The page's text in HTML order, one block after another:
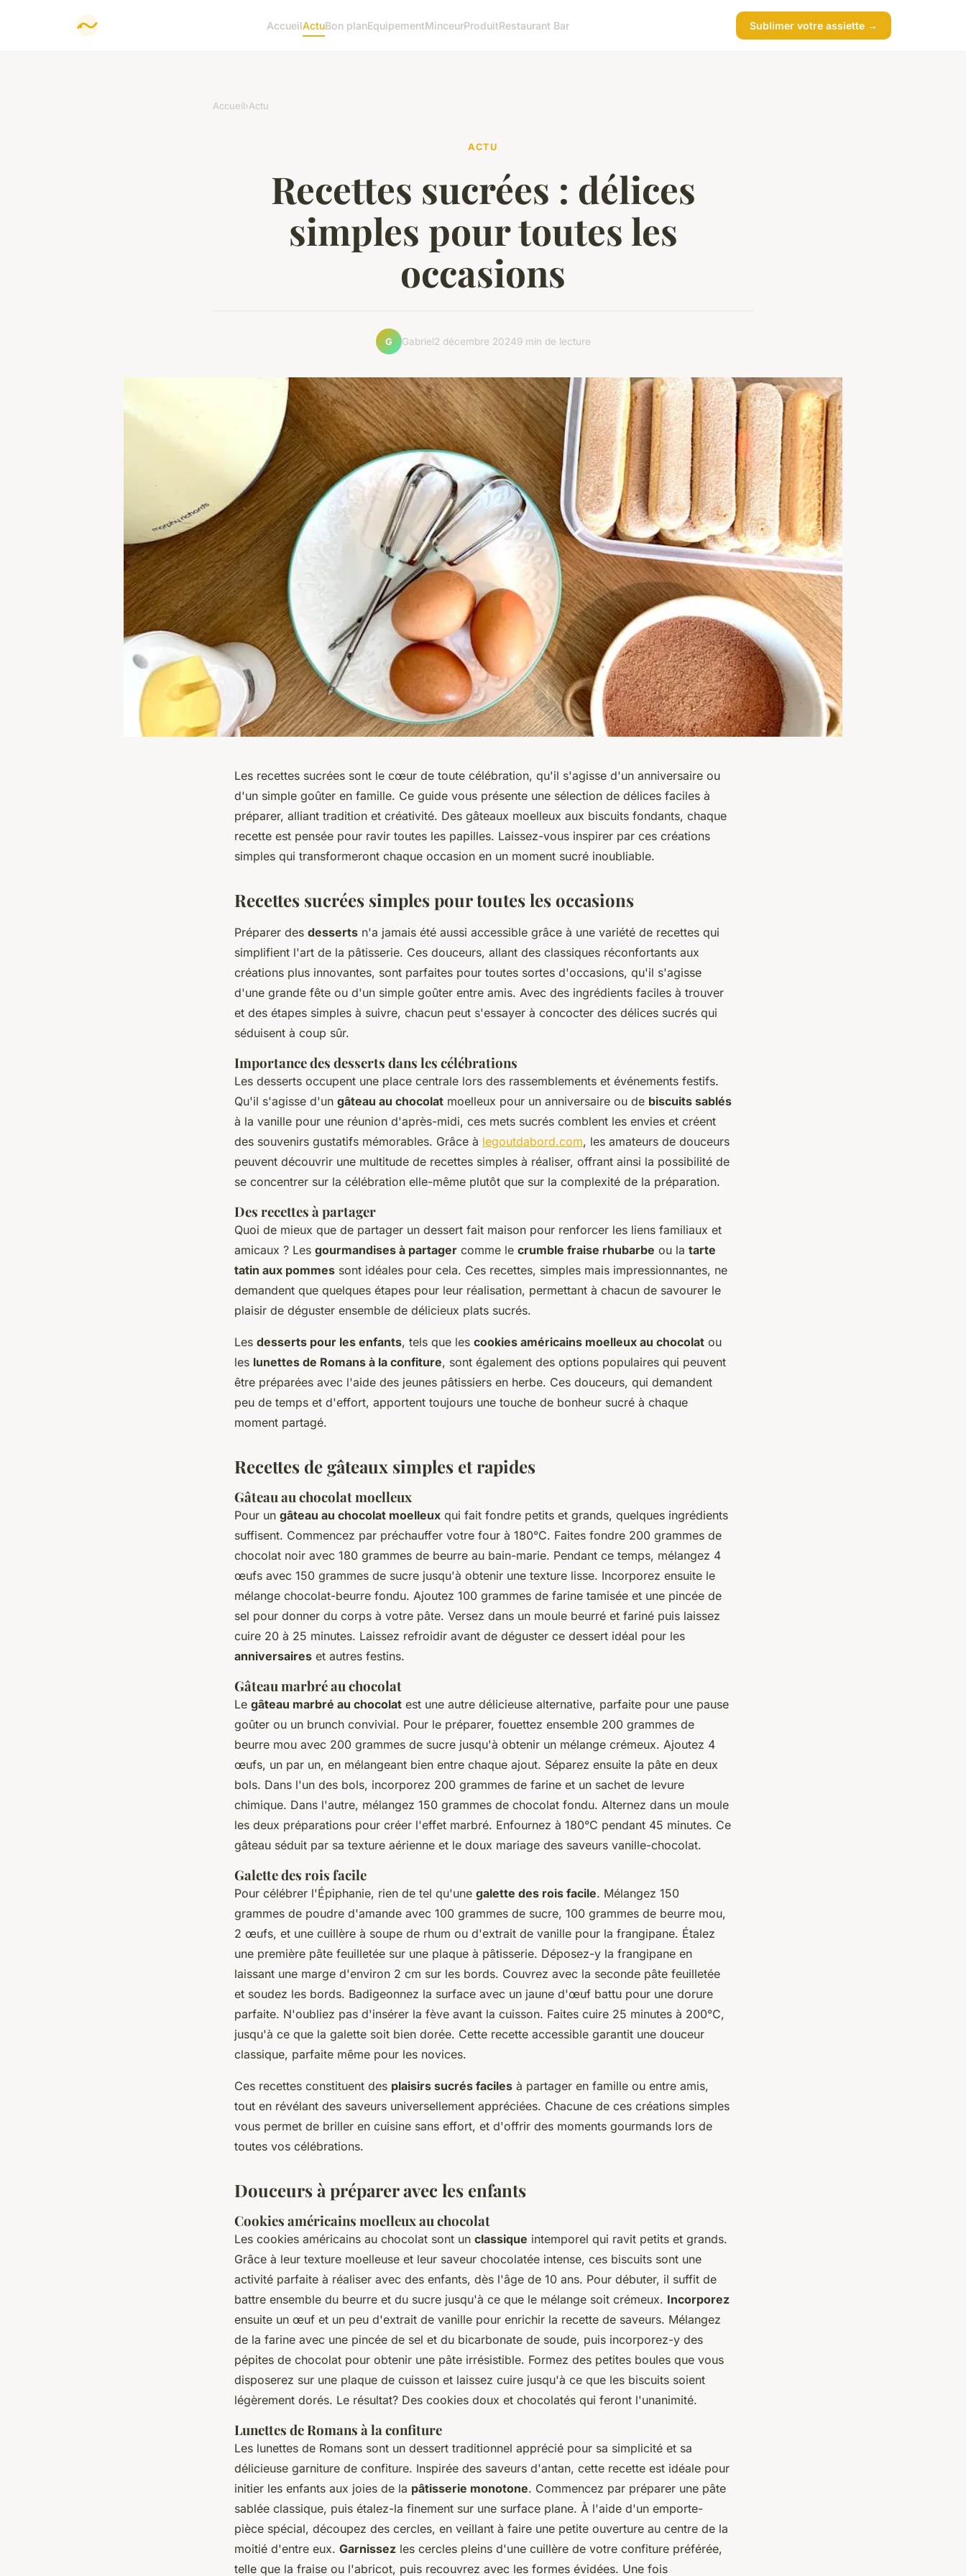
AccueilActuBon planEquipementMinceurProduitRestaurant Bar Sublimer votre assiette →
Accueil›Actu
ACTU
Recettes sucrées : délices
simples pour toutes les
occasions
G Gabriel2 décembre 20249 min de lecture
Les recettes sucrées sont le cœur de toute célébration, qu'il s'agisse d'un anniversaire ou
d'un simple goûter en famille. Ce guide vous présente une sélection de délices faciles à
préparer, alliant tradition et créativité. Des gâteaux moelleux aux biscuits fondants, chaque
recette est pensée pour ravir toutes les papilles. Laissez-vous inspirer par ces créations
simples qui transformeront chaque occasion en un moment sucré inoubliable.
Recettes sucrées simples pour toutes les occasions
Préparer des desserts n'a jamais été aussi accessible grâce à une variété de recettes qui
simplifient l'art de la pâtisserie. Ces douceurs, allant des classiques réconfortants aux
créations plus innovantes, sont parfaites pour toutes sortes d'occasions, qu'il s'agisse
d'une grande fête ou d'un simple goûter entre amis. Avec des ingrédients faciles à trouver
et des étapes simples à suivre, chacun peut s'essayer à concocter des délices sucrés qui
séduisent à coup sûr.
Importance des desserts dans les célébrations
Les desserts occupent une place centrale lors des rassemblements et événements festifs.
Qu'il s'agisse d'un gâteau au chocolat moelleux pour un anniversaire ou de biscuits sablés
à la vanille pour une réunion d'après-midi, ces mets sucrés comblent les envies et créent
des souvenirs gustatifs mémorables. Grâce à legoutdabord.com, les amateurs de douceurs
peuvent découvrir une multitude de recettes simples à réaliser, offrant ainsi la possibilité de
se concentrer sur la célébration elle-même plutôt que sur la complexité de la préparation.
Des recettes à partager
Quoi de mieux que de partager un dessert fait maison pour renforcer les liens familiaux et
amicaux ? Les gourmandises à partager comme le crumble fraise rhubarbe ou la tarte
tatin aux pommes sont idéales pour cela. Ces recettes, simples mais impressionnantes, ne
demandent que quelques étapes pour leur réalisation, permettant à chacun de savourer le
plaisir de déguster ensemble de délicieux plats sucrés.
Les desserts pour les enfants, tels que les cookies américains moelleux au chocolat ou
les lunettes de Romans à la confiture, sont également des options populaires qui peuvent
être préparées avec l'aide des jeunes pâtissiers en herbe. Ces douceurs, qui demandent
peu de temps et d'effort, apportent toujours une touche de bonheur sucré à chaque
moment partagé.
Recettes de gâteaux simples et rapides
Gâteau au chocolat moelleux
Pour un gâteau au chocolat moelleux qui fait fondre petits et grands, quelques ingrédients
suffisent. Commencez par préchauffer votre four à 180°C. Faites fondre 200 grammes de
chocolat noir avec 180 grammes de beurre au bain-marie. Pendant ce temps, mélangez 4
œufs avec 150 grammes de sucre jusqu'à obtenir une texture lisse. Incorporez ensuite le
mélange chocolat-beurre fondu. Ajoutez 100 grammes de farine tamisée et une pincée de
sel pour donner du corps à votre pâte. Versez dans un moule beurré et fariné puis laissez
cuire 20 à 25 minutes. Laissez refroidir avant de déguster ce dessert idéal pour les
anniversaires et autres festins.
Gâteau marbré au chocolat
Le gâteau marbré au chocolat est une autre délicieuse alternative, parfaite pour une pause
goûter ou un brunch convivial. Pour le préparer, fouettez ensemble 200 grammes de
beurre mou avec 200 grammes de sucre jusqu'à obtenir un mélange crémeux. Ajoutez 4
œufs, un par un, en mélangeant bien entre chaque ajout. Séparez ensuite la pâte en deux
bols. Dans l'un des bols, incorporez 200 grammes de farine et un sachet de levure
chimique. Dans l'autre, mélangez 150 grammes de chocolat fondu. Alternez dans un moule
les deux préparations pour créer l'effet marbré. Enfournez à 180°C pendant 45 minutes. Ce
gâteau séduit par sa texture aérienne et le doux mariage des saveurs vanille-chocolat.
Galette des rois facile
Pour célébrer l'Épiphanie, rien de tel qu'une galette des rois facile. Mélangez 150
grammes de poudre d'amande avec 100 grammes de sucre, 100 grammes de beurre mou,
2 œufs, et une cuillère à soupe de rhum ou d'extrait de vanille pour la frangipane. Étalez
une première pâte feuilletée sur une plaque à pâtisserie. Déposez-y la frangipane en
laissant une marge d'environ 2 cm sur les bords. Couvrez avec la seconde pâte feuilletée
et soudez les bords. Badigeonnez la surface avec un jaune d'œuf battu pour une dorure
parfaite. N'oubliez pas d'insérer la fève avant la cuisson. Faites cuire 25 minutes à 200°C,
jusqu'à ce que la galette soit bien dorée. Cette recette accessible garantit une douceur
classique, parfaite même pour les novices.
Ces recettes constituent des plaisirs sucrés faciles à partager en famille ou entre amis,
tout en révélant des saveurs universellement appréciées. Chacune de ces créations simples
vous permet de briller en cuisine sans effort, et d'offrir des moments gourmands lors de
toutes vos célébrations.
Douceurs à préparer avec les enfants
Cookies américains moelleux au chocolat
Les cookies américains au chocolat sont un classique intemporel qui ravit petits et grands.
Grâce à leur texture moelleuse et leur saveur chocolatée intense, ces biscuits sont une
activité parfaite à réaliser avec des enfants, dès l'âge de 10 ans. Pour débuter, il suffit de
battre ensemble du beurre et du sucre jusqu'à ce que le mélange soit crémeux. Incorporez
ensuite un œuf et un peu d'extrait de vanille pour enrichir la recette de saveurs. Mélangez
de la farine avec une pincée de sel et du bicarbonate de soude, puis incorporez-y des
pépites de chocolat pour obtenir une pâte irrésistible. Formez des petites boules que vous
disposerez sur une plaque de cuisson et laissez cuire jusqu'à ce que les biscuits soient
légèrement dorés. Le résultat? Des cookies doux et chocolatés qui feront l'unanimité.
Lunettes de Romans à la confiture
Les lunettes de Romans sont un dessert traditionnel apprécié pour sa simplicité et sa
délicieuse garniture de confiture. Inspirée des saveurs d'antan, cette recette est idéale pour
initier les enfants aux joies de la pâtisserie monotone. Commencez par préparer une pâte
sablée classique, puis étalez-la finement sur une surface plane. À l'aide d'un emporte-
pièce spécial, découpez des cercles, en veillant à faire une petite ouverture au centre de la
moitié d'entre eux. Garnissez les cercles pleins d'une cuillère de votre confiture préférée,
telle que la fraise ou l'abricot, puis recouvrez avec les formes évidées. Une fois